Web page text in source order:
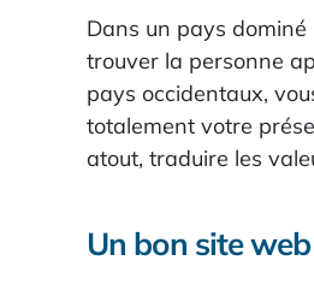
Dans un pays
trouver la personne
pays occidentaux,
totalement votre
atout, traduire les
Un bon site